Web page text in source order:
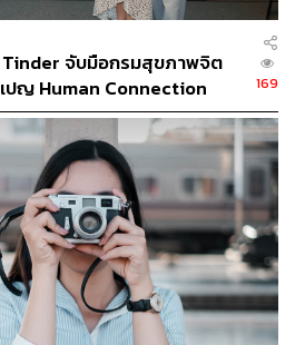
Tinder จับมือกรมสุขภาพจิต
ปญ Human Connection
ในไทย
169